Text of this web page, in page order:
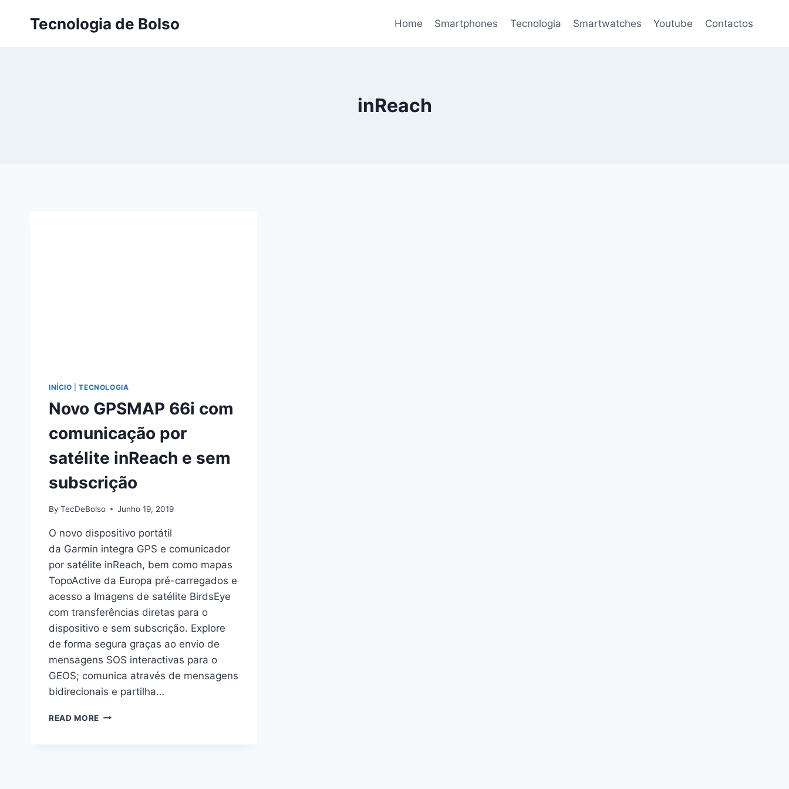
Tecnologia de Bolso Home Smartphones Tecnologia Smartwatches Youtube Contactos
inReach
INÍCIO |TECNOLOGIA
Novo GPSMAP 66i com
comunicação por
satélite inReach e sem
subscrição
By TecDeBolso Junho 19, 2019
O novo dispositivo portátil
da Garmin integra GPS e comunicador
por satélite inReach, bem como mapas
TopoActive da Europa pré-carregados e
acesso a Imagens de satélite BirdsEye
com transferências diretas para o
dispositivo e sem subscrição. Explore
de forma segura graças ao envio de
mensagens SOS interactivas para o
GEOS; comunica através de mensagens
bidirecionais e partilha…
READ MORE NOVO